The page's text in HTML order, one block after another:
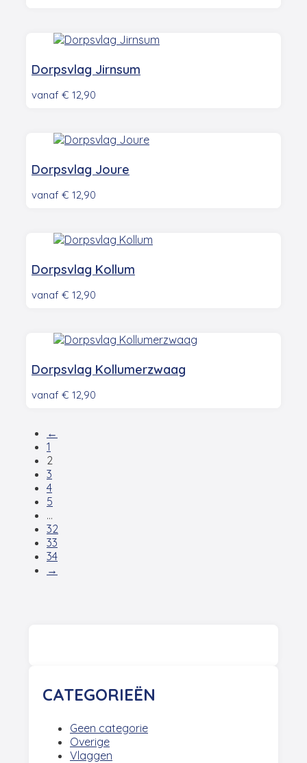
Dorpsvlag Jirnsum
vanaf € 12,90
Dorpsvlag Joure
vanaf € 12,90
Dorpsvlag Kollum
vanaf € 12,90
Dorpsvlag Kollumerzwaag
vanaf € 12,90
←
1
2
3
4
5
…
32
33
34
→
CATEGORIEËN
Geen categorie
Overige
Vlaggen